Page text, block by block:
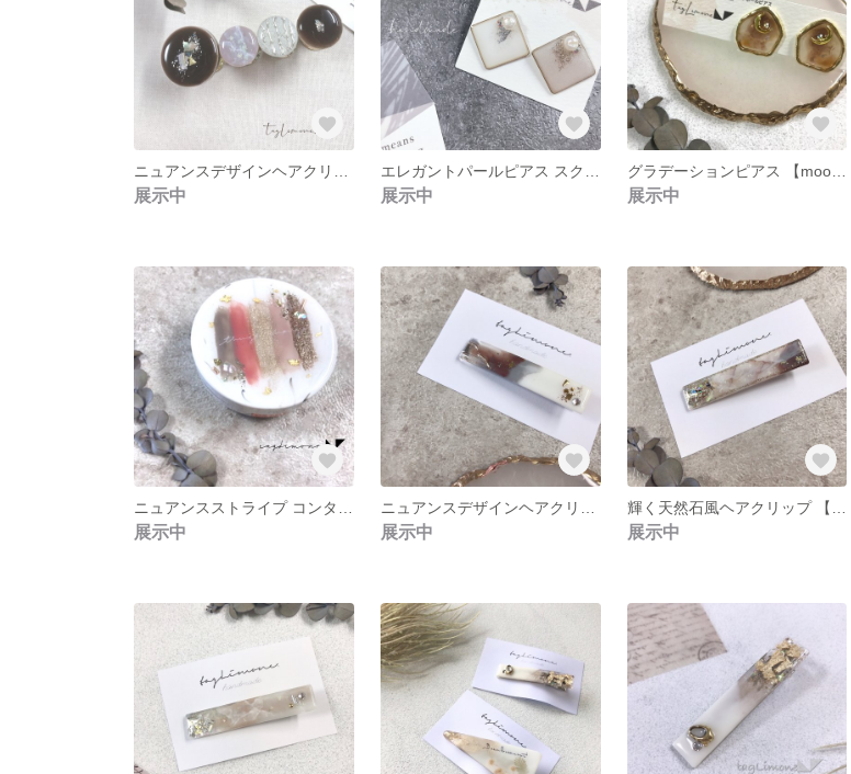
展示中 展示中
グラデーションピアス 【moon】 ニュアンスペンタゴンフレーム
展示中
展示中 展示中 展示中